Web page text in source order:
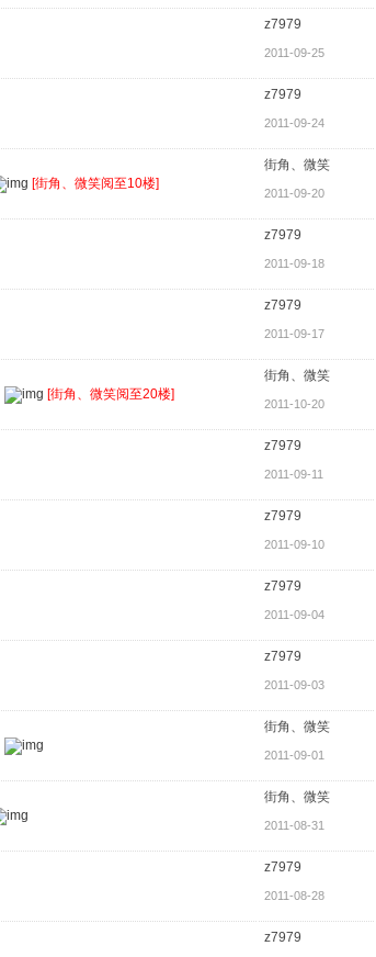
z7979
2011-09-25
z7979
2011-09-24
[街角、微笑阅至10楼]
街角、微笑
2011-09-20
z7979
2011-09-18
z7979
2011-09-17
[街角、微笑阅至20楼]
街角、微笑
2011-10-20
z7979
2011-09-11
z7979
2011-09-10
z7979
2011-09-04
z7979
2011-09-03
街角、微笑
2011-09-01
街角、微笑
2011-08-31
z7979
2011-08-28
z7979